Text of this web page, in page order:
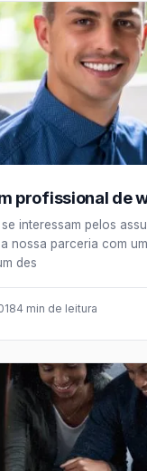
profissional de
interessam pelos
nossa parceria com
des
4 min de leitura